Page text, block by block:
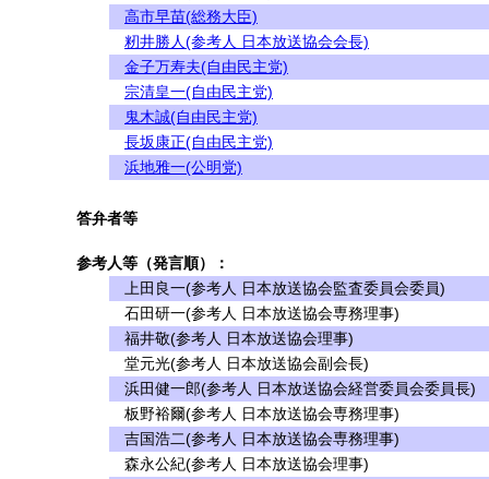
高市早苗(総務大臣)
籾井勝人(参考人 日本放送協会会長)
金子万寿夫(自由民主党)
宗清皇一(自由民主党)
鬼木誠(自由民主党)
長坂康正(自由民主党)
浜地雅一(公明党)
答弁者等
参考人等（発言順）：
上田良一(参考人 日本放送協会監査委員会委員)
石田研一(参考人 日本放送協会専務理事)
福井敬(参考人 日本放送協会理事)
堂元光(参考人 日本放送協会副会長)
浜田健一郎(参考人 日本放送協会経営委員会委員長)
板野裕爾(参考人 日本放送協会専務理事)
吉国浩二(参考人 日本放送協会専務理事)
森永公紀(参考人 日本放送協会理事)